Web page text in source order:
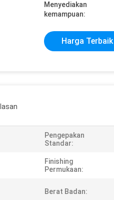
Menyediakan
kemampuan:
Harga Terbaik
Pengepakan
Standar:
Finishing
Permukaan:
Berat Badan: